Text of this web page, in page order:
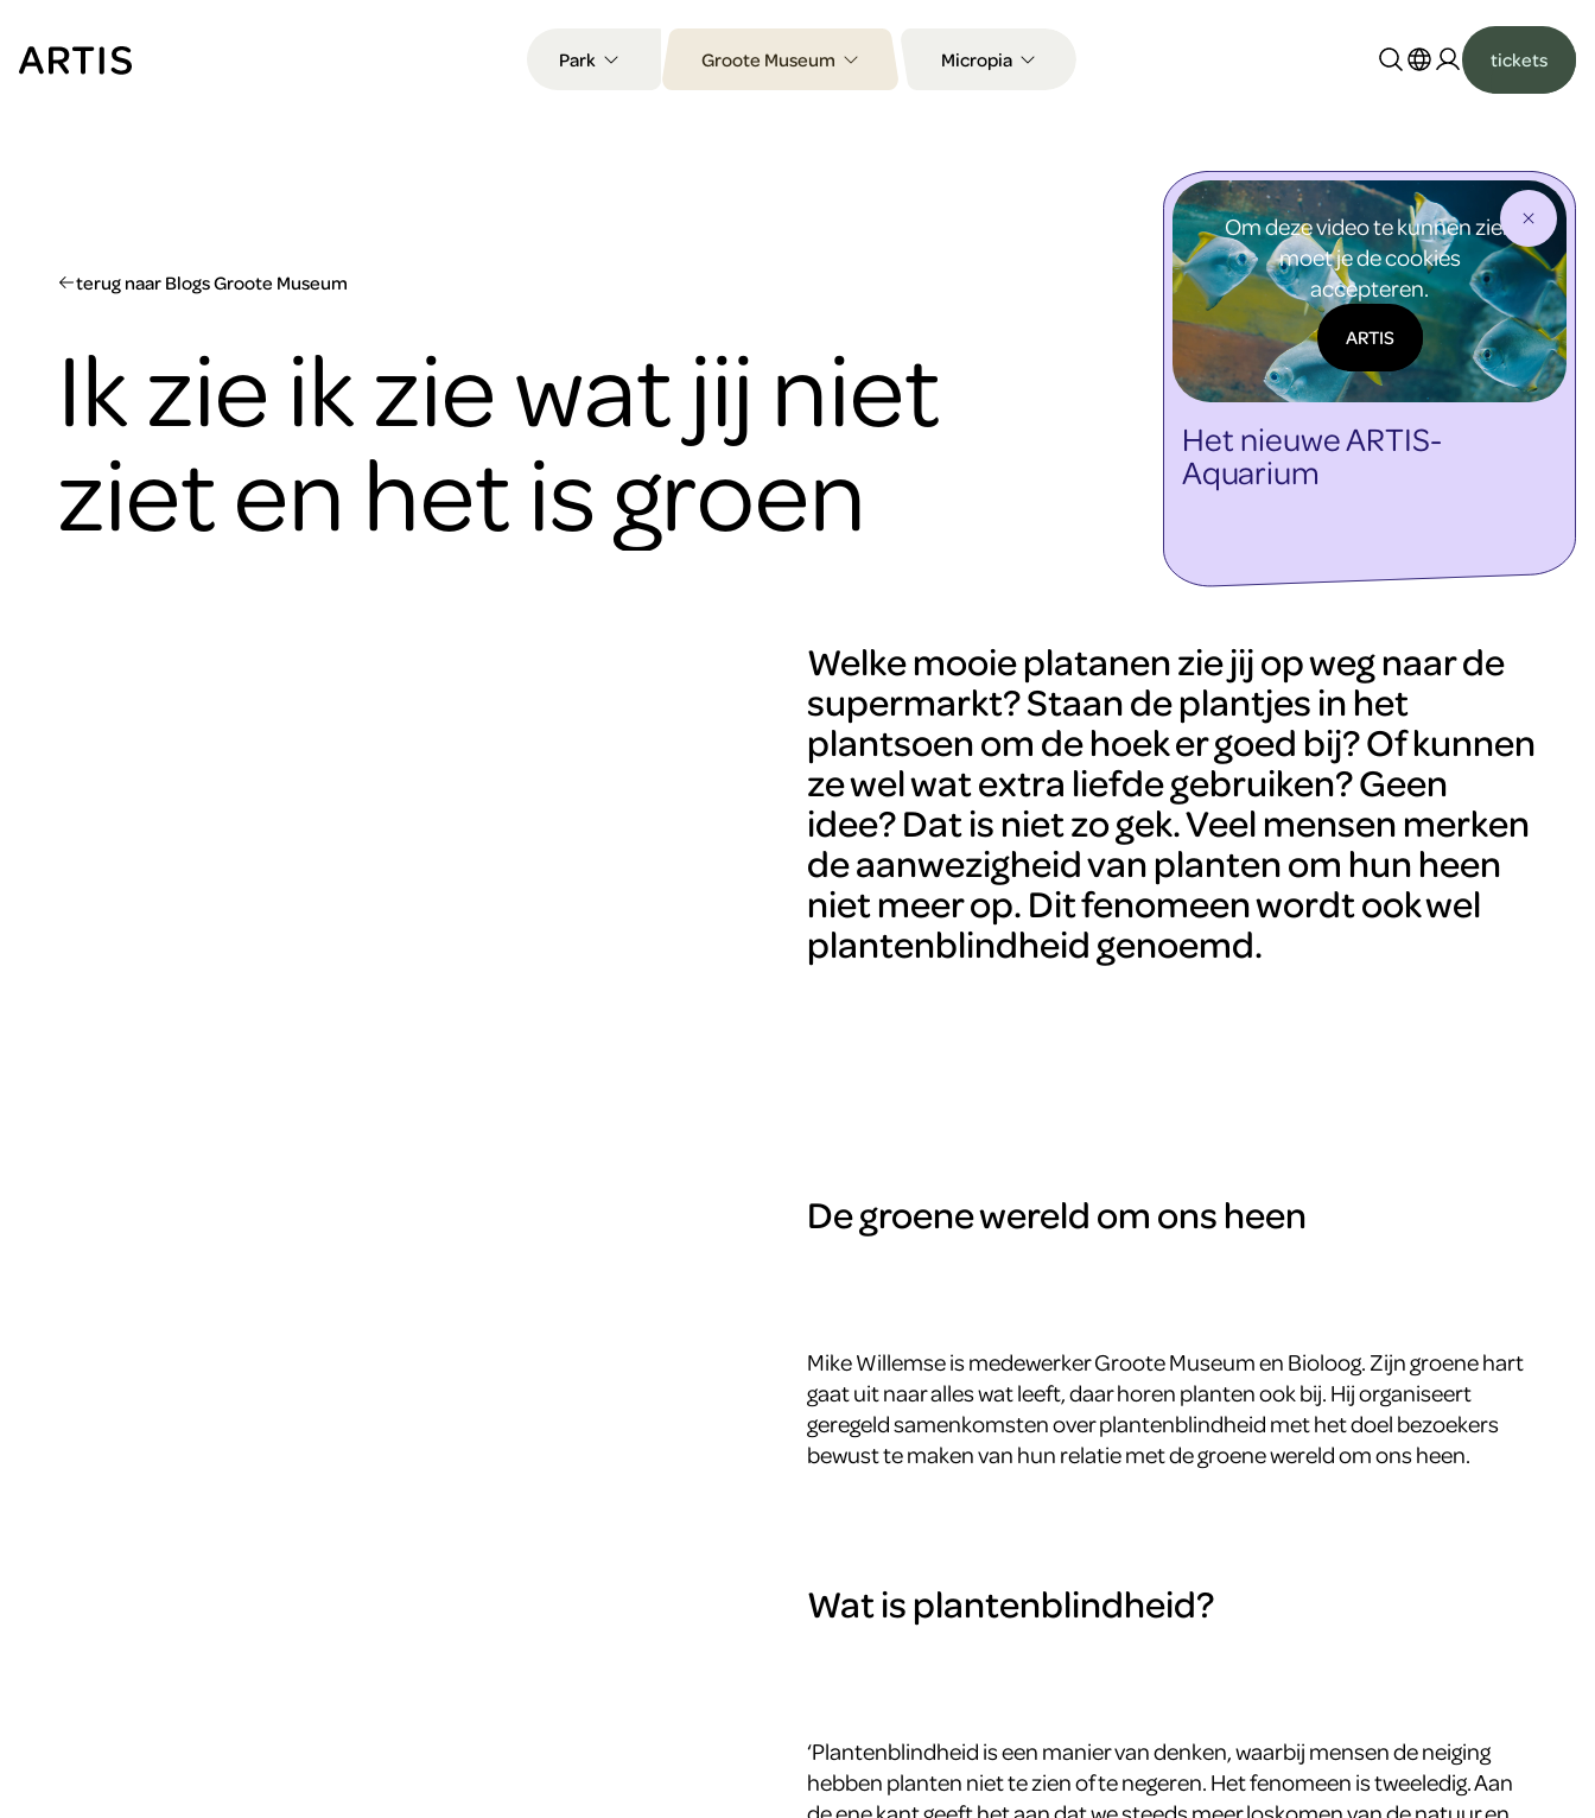
content
Ga
Park Groote Museum Micropia
tickets
terug naar Blogs Groote Museum
Ik zie ik zie wat jij niet
ziet en het is groen
Welke mooie platanen zie jij op weg naar de
supermarkt? Staan de plantjes in het
plantsoen om de hoek er goed bij? Of kunnen
ze wel wat extra liefde gebruiken? Geen
idee? Dat is niet zo gek. Veel mensen merken
de aanwezigheid van planten om hun heen
niet meer op. Dit fenomeen wordt ook wel
plantenblindheid genoemd.
De groene wereld om ons heen
Mike Willemse is medewerker Groote Museum en Bioloog. Zijn groene hart
gaat uit naar alles wat leeft, daar horen planten ook bij. Hij organiseert
geregeld samenkomsten over plantenblindheid met het doel bezoekers
bewust te maken van hun relatie met de groene wereld om ons heen.
Wat is plantenblindheid?
‘Plantenblindheid is een manier van denken, waarbij mensen de neiging
hebben planten niet te zien of te negeren. Het fenomeen is tweeledig. Aan
Om deze video te kunnen zien
moet je de cookies
accepteren.
ARTIS
Het nieuwe ARTIS-
Aquarium